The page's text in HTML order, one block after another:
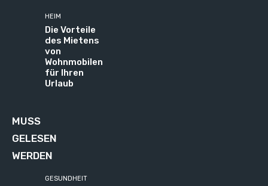
HEIM
Die Vorteile
des Mietens
von
Wohnmobilen
für Ihren
Urlaub
MUSS
GELESEN
WERDEN
GESUNDHEIT